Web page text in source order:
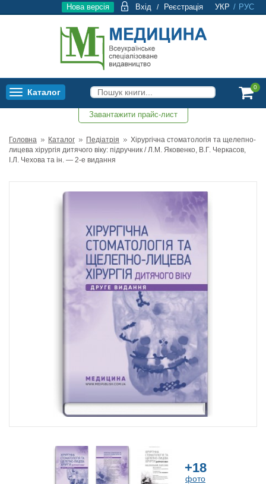
УКР / РУС
Вхід / Реєстрація
Нова версія
Toggle
Каталог
0
Завантажити прайс-лист
Головна Каталог Педіатрія
Хірургічна стоматологія та щелепно-
лицева хірургія дитячого віку: підручник / Л.М. Яковенко, В.Г. Черкасов,
І.Л. Чехова та ін. — 2-е видання
+18
фото
Топ продажів